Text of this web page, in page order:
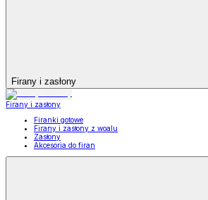
Firany i zasłony
Firany i zasłony
Firanki gotowe
Firany i zasłony z woalu
Zasłony
Akcesoria do firan